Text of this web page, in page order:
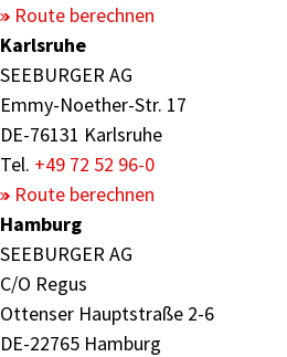
Route berechnen
Karlsruhe
SEEBURGER AG
Emmy-Noether-Str. 17
DE-76131 Karlsruhe
Tel. +49 72 52 96-0
Route berechnen
Hamburg
SEEBURGER AG
C/O Regus
Ottenser Hauptstraße 2-6
DE-22765 Hamburg